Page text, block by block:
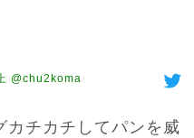
@chu2koma
カチカチしてパンを威